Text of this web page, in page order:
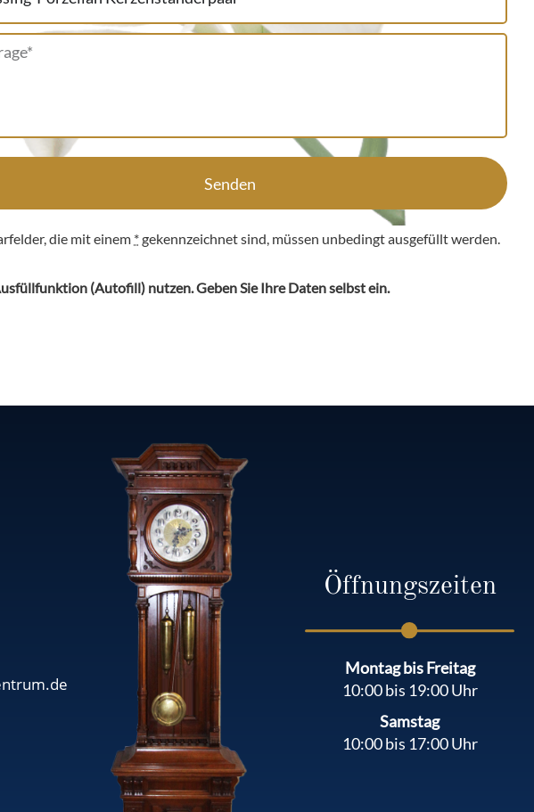
Senden
die mit einem *gekennzeichnet sind, müssen unbedingt ausgefüllt werden.
(Autofill) nutzen. Geben Sie Ihre Daten selbst ein.
Öffnungszeiten
Montag bis Freitag
10:00 bis 19:00 Uhr
Samstag
10:00 bis 17:00 Uhr